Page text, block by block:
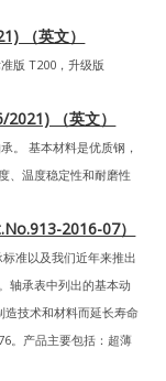
（英文）
版 T200，升级版
（英文）
。 基本材料是优质钢，
、温度稳定性和耐磨性
2016-07）
准以及我们近年来推出
轴承表中列出的基本动
技术和材料而延长寿命
。产品主要包括：超薄